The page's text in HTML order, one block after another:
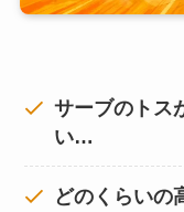
サーブのトス
い…
どのくらいの